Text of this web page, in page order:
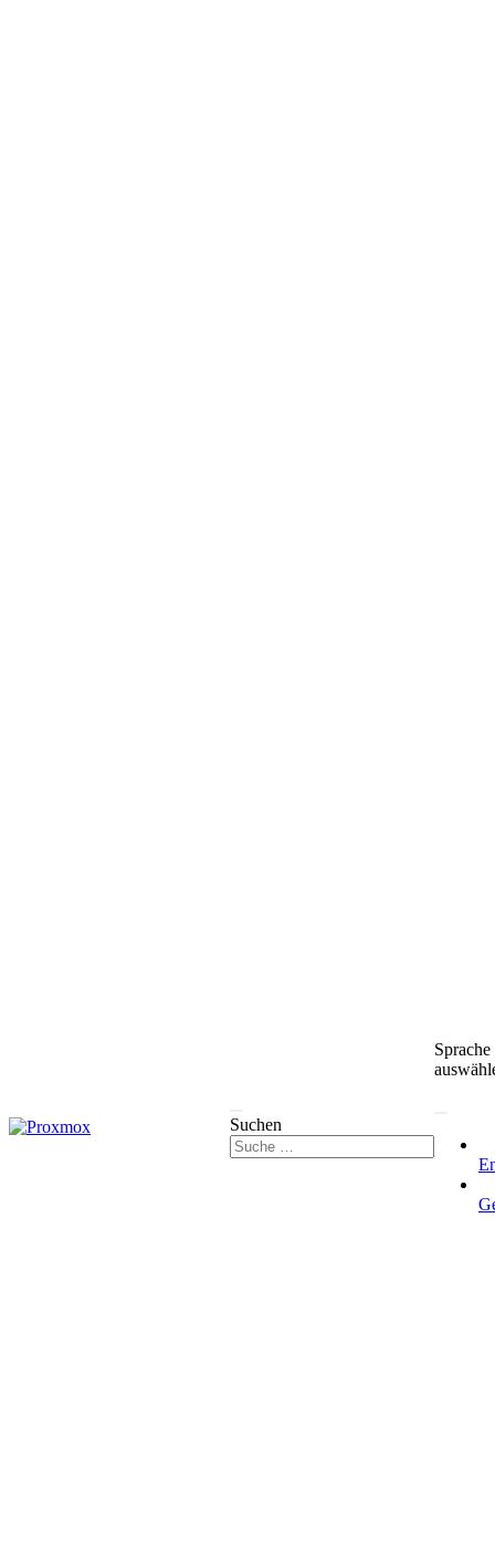
Suchen
Sprache